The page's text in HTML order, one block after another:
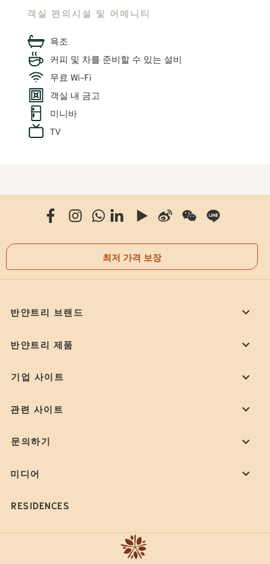
객실 편의시설 및 어메니티
욕조
커피 및 차를 준비할 수 있는 설비
무료 Wi-Fi
객실 내 금고
미니바
TV
최저 가격 보장
반얀트리 브랜드
반얀트리 제품
기업 사이트
관련 사이트
문의하기
미디어
RESIDENCES